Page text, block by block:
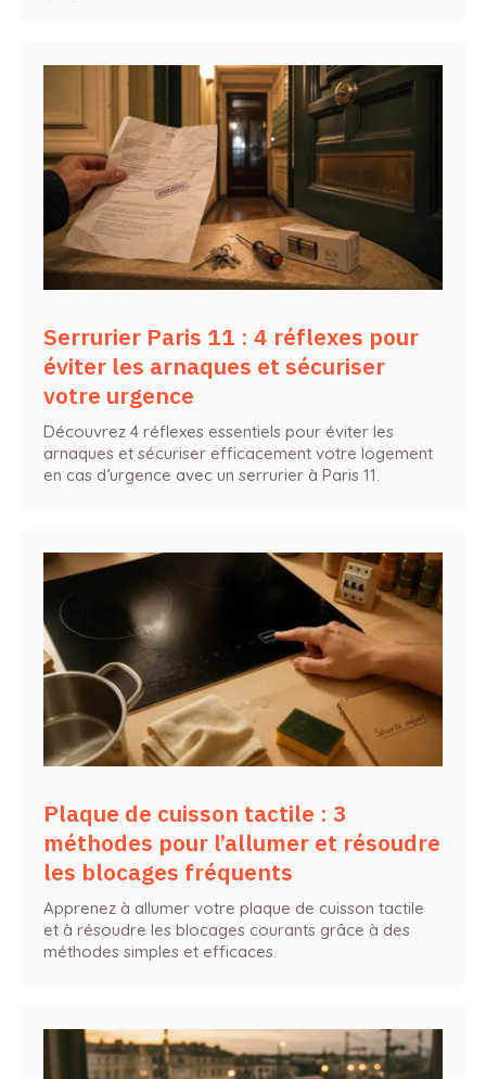
Serrurier Paris 11 : 4 réflexes pour
éviter les arnaques et sécuriser
votre urgence
Découvrez 4 réflexes essentiels pour éviter les
arnaques et sécuriser efficacement votre logement
en cas d’urgence avec un serrurier à Paris 11.
Plaque de cuisson tactile : 3
méthodes pour l’allumer et résoudre
les blocages fréquents
Apprenez à allumer votre plaque de cuisson tactile
et à résoudre les blocages courants grâce à des
méthodes simples et efficaces.